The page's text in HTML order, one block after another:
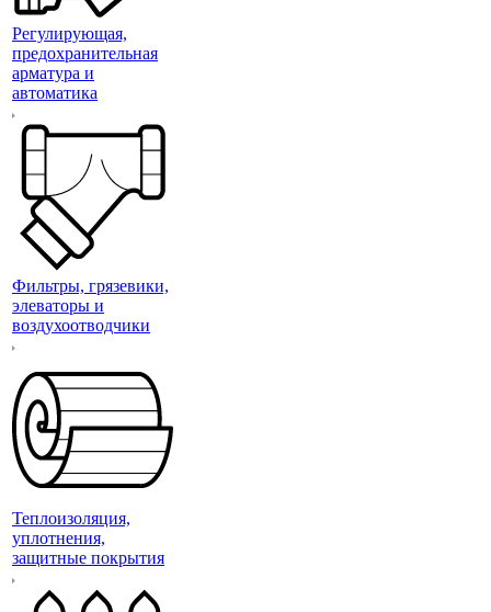
Регулирующая,
предохранительная
арматура и
автоматика
Фильтры, грязевики,
элеваторы и
воздухоотводчики
Теплоизоляция,
уплотнения,
защитные покрытия